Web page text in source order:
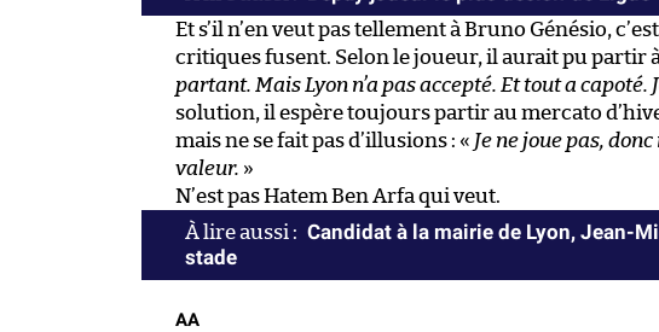
Et s’il n’en veut pas tellement à Bruno Génésio,
critiques fusent. Selon le joueur, il aurait pu partir
partant. Mais Lyon n’a pas accepté. Et tout a capoté.
solution, il espère toujours partir au mercato
mais ne se fait pas d’illusions : « Je ne joue pas,
valeur. »
N’est pas Hatem Ben Arfa qui veut.
Candidat à la mairie de Lyon, Jean-
stade
AA